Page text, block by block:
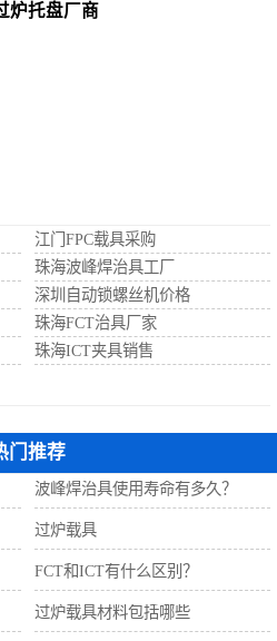
炉托盘厂商
江门FPC载具采购
珠海波峰焊治具工厂
深圳自动锁螺丝机价格
珠海FCT治具厂家
珠海ICT夹具销售
门推荐
波峰焊治具使用寿命有多久？
过炉载具
FCT和ICT有什么区别？
过炉载具材料包括哪些